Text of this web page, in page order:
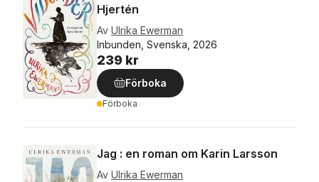
Hjertén
Av Ulrika Ewerman
Inbunden, Svenska, 2026
239 kr
Förboka
Förboka
Jag : en roman om Karin Larsson
Av Ulrika Ewerman